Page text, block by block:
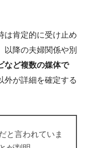
は肯定的に受け止め
以降の夫婦関係や別
など複数の媒体で
外が詳細を確定する
と言われていま